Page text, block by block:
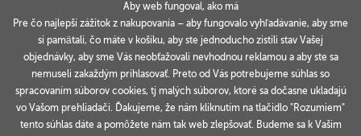
INFORMACE
VAŠE OBJEDNÁVKY
Aby web fungoval, ako má
Pre čo najlepší zážitok z nakupovania – aby fungovalo vyhľadávanie, aby sme
si pamätali, čo máte v košíku, aby ste jednoducho zistili stav Vašej
objednávky, aby sme Vás neobťažovali nevhodnou reklamou a aby ste sa
nemuseli zakaždým prihlasovať. Preto od Vás potrebujeme súhlas so
spracovaním súborov cookies, tj malých súborov, ktoré sa dočasne ukladajú
vo Vašom prehliadači. Ďakujeme, že nám kliknutím na tlačidlo "Rozumiem"
tento súhlas dáte a pomôžete nám tak web zlepšovať. Budeme sa k Vašim